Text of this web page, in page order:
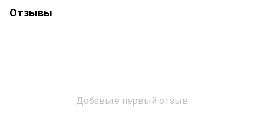
Отзывы
Добавьте первый отзыв